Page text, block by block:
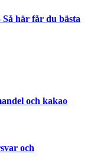
här får du bästa
och kakao
och